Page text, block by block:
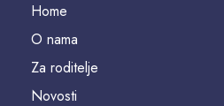
Home
O nama
Za roditelje
Novosti